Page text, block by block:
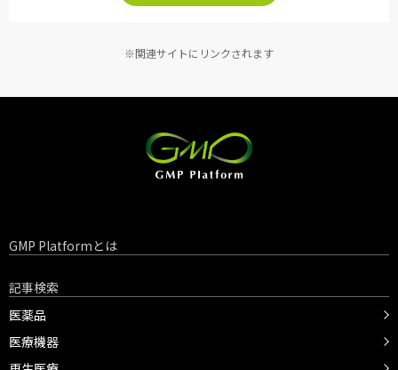
※関連サイトにリンクされます
GMP Platformとは
記事検索
医薬品
医療機器